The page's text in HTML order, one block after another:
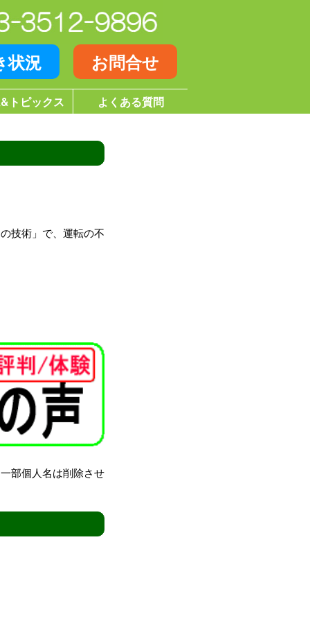
状況 お問合せ
トピックス よくある質問
技術」で、運転の不
部個人名は削除させ